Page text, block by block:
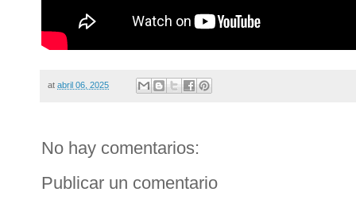
at abril 06, 2025
No hay comentarios:
Publicar un comentario